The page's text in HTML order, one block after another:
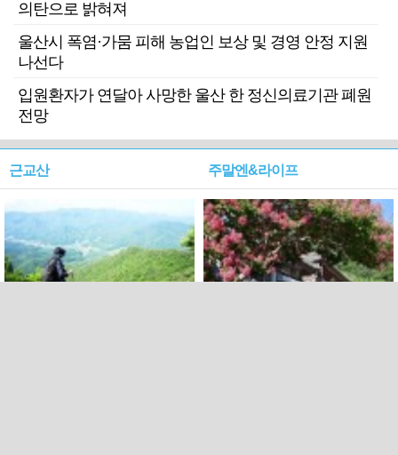
의탄으로 밝혀져
울산시 폭염·가뭄 피해 농업인 보상 및 경영 안정 지원
나선다
입원환자가 연달아 사망한 울산 한 정신의료기관 폐원
전망
근교산 주말엔&라이프